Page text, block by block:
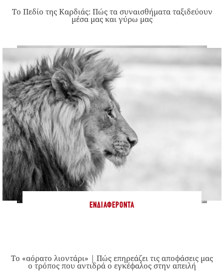
Το Πεδίο της Καρδιάς: Πώς τα συναισθήματα ταξιδεύουν
μέσα μας και γύρω μας
ΕΝΔΙΑΦΈΡΟΝΤΑ
Το «αόρατο λιοντάρι» | Πώς επηρεάζει τις αποφάσεις μας
ο τρόπος που αντιδρά ο εγκέφαλος στην απειλή